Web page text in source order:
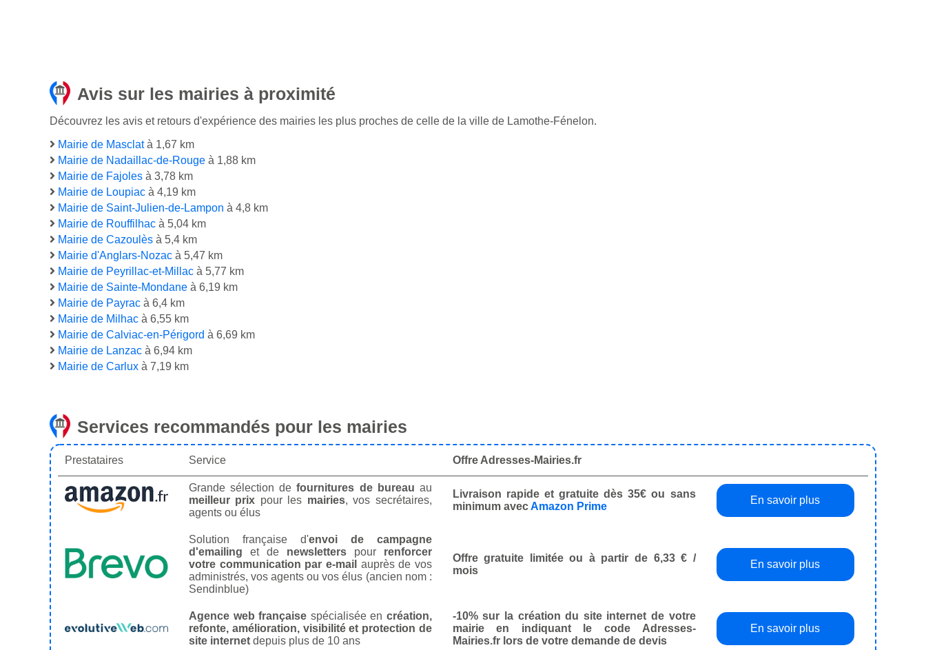
Avis sur les mairies à proximité
Découvrez les avis et retours d'expérience des mairies les plus proches de celle de la ville de Lamothe-Fénelon.
Mairie de Masclatà 1,67 km
Mairie de Nadaillac-de-Rouge à 1,88 km
Mairie de Fajoles à 3,78 km
Mairie de Loupiac à 4,19 km
Mairie de Saint-Julien-de-Lampon à 4,8 km
Mairie de Rouffilhac à 5,04 km
Mairie de Cazoulès à 5,4 km
Mairie d'Anglars-Nozac à 5,47 km
Mairie de Peyrillac-et-Millac à 5,77 km
Mairie de Sainte-Mondane à 6,19 km
Mairie de Payrac à 6,4 km
Mairie de Milhac à 6,55 km
Mairie de Calviac-en-Périgord à 6,69 km
Mairie de Lanzac à 6,94 km
Mairie de Carlux à 7,19 km
Services recommandés pour les mairies
Prestataires Service Offre Adresses-Mairies.fr
Grande sélection defournitures de bureau au
meilleur prix pour les mairies, vos secrétaires,
agents ou élus
Livraison rapide et gratuite dès 35€ ou sans
minimum avecAmazon Prime
En savoir plus
Solution française d'envoi de campagne
d'emailing et de newsletterspour renforcer
votre communication par e-mail auprès de vos
administrés, vos agents ou vos élus (ancien nom :
Sendinblue)
Offre gratuite limitée ou à partir de 6,33 € /
mois
En savoir plus
Agence web française spécialisée en création,
refonte, amélioration, visibilité et protection de
site internet depuis plus de 10 ans
-10% sur la création du site internet de votre
mairie en indiquant le code Adresses-
Mairies.fr lors de votre demande de devis
En savoir plus